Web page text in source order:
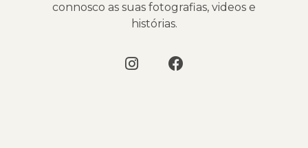
connosco as suas fotografias, videos e
histórias.